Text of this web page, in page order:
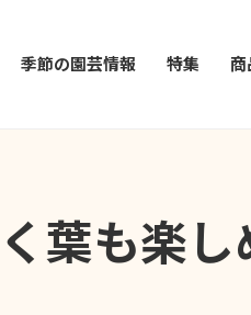
季節の園芸情報 特集
葉も楽